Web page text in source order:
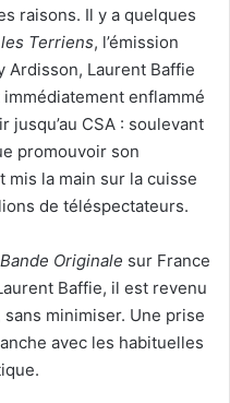
raisons. Il y a quelques
Terriens, l’émission
Ardisson, Laurent Baffie
enflammé
jusqu’au CSA : soulevant
promouvoir son
mis la main sur la cuisse
de téléspectateurs.
Originale sur France
Baffie, il est revenu
sans minimiser. Une prise
avec les habituelles